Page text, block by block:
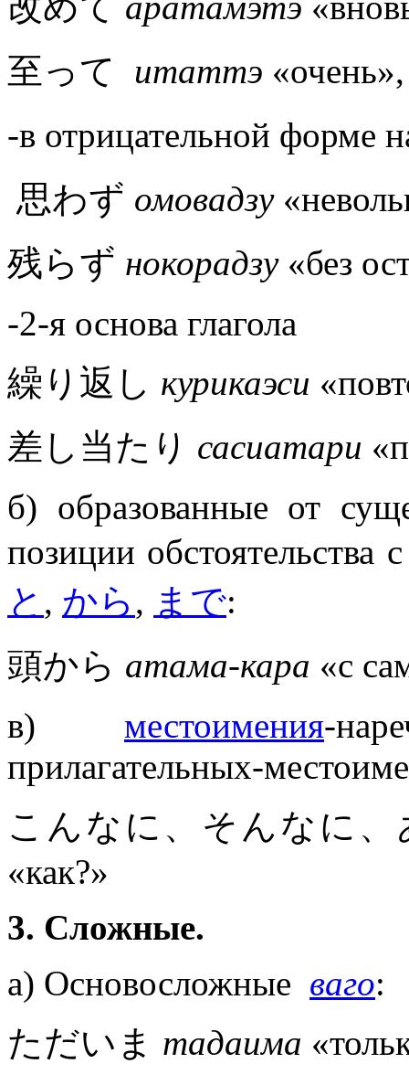
至って итаттэ
-в отрицательной форме
思わず омовадзу
残らず нокорадзу«без
-2-я основа глагола
繰り返し курикаэси
差し当たり сасиатари
б) образованные от
позиции
と , から , まで:
頭から атама-кара «с
в) местоимения-
прилагательных-
こんなに、そんなに、
«как?»
3. Сложные.
а) Основосложные ваго:
ただいま тадаима